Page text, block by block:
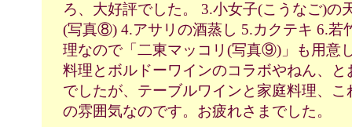
ろ、大好評でした。 3.小女子(こうなご)
(写真⑧) 4.アサリの酒蒸し 5.カクテキ 6.若
理なので「二東マッコリ(写真⑨)」も用意
料理とボルドーワインのコラボやねん、
でしたが、テーブルワインと家庭料理、
の雰囲気なのです。お疲れさまでした。